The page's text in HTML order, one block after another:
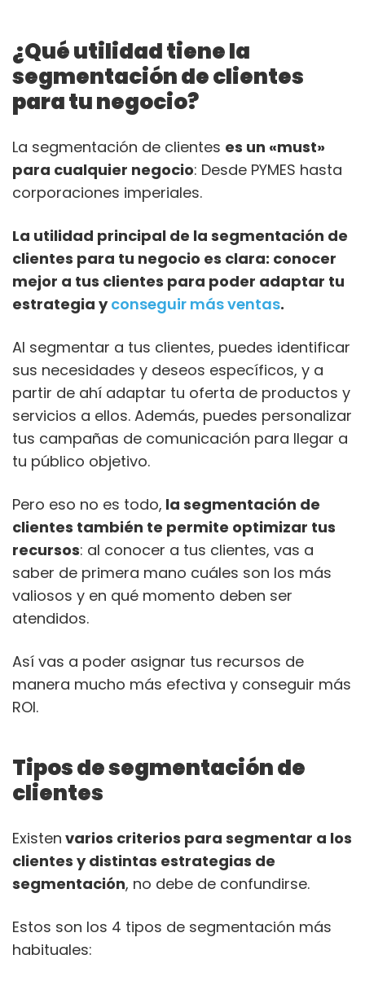
¿Qué utilidad tiene la
segmentación de clientes
para tu negocio?
La segmentación de clientes es un «must»
para cualquier negocio: Desde PYMES hasta
corporaciones imperiales.
La utilidad principal de la segmentación de
clientes para tu negocio es clara: conocer
mejor a tus clientes para poder adaptar tu
estrategia yconseguir más ventas.
Al segmentar a tus clientes, puedes identificar
sus necesidades y deseos específicos, y a
partir de ahí adaptar tu oferta de productos y
servicios a ellos. Además, puedes personalizar
tus campañas de comunicación para llegar a
tu público objetivo.
Pero eso no es todo, la segmentación de
clientes también te permite optimizar tus
recursos: al conocer a tus clientes, vas a
saber de primera mano cuáles son los más
valiosos y en qué momento deben ser
atendidos.
Así vas a poder asignar tus recursos de
manera mucho más efectiva y conseguir más
ROI.
Tipos de segmentación de
clientes
Existen varios criterios para segmentar a los
clientes y distintas estrategias de
segmentación, no debe de confundirse.
Estos son los 4 tipos de segmentación más
habituales: